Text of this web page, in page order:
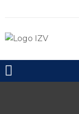
Toggle